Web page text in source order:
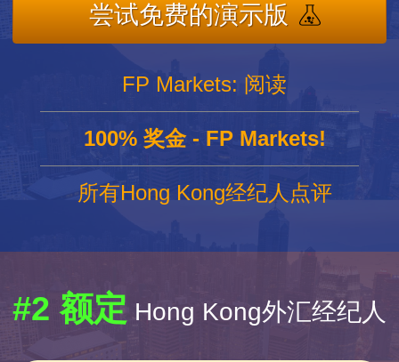
尝试免费的演示版
FP Markets: 阅读
100% 奖金 - FP Markets!
所有Hong Kong经纪人点评
#2 额定 Hong Kong外汇经纪人